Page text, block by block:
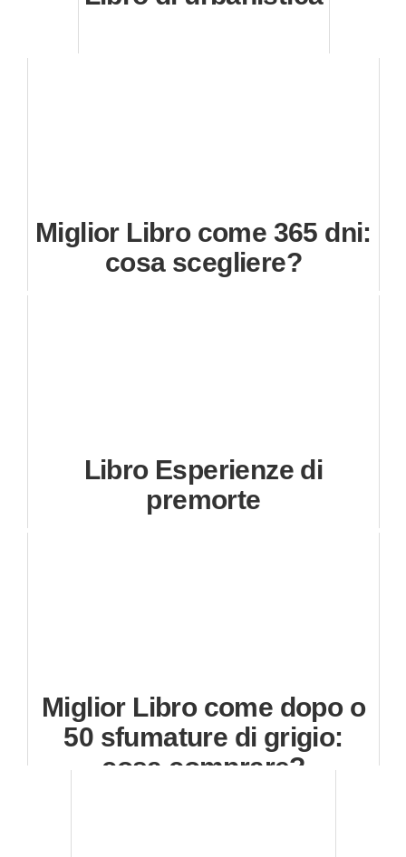
Miglior Libro come 365 dni:
cosa scegliere?
Libro Esperienze di
premorte
Miglior Libro come dopo o
50 sfumature di grigio:
cosa comprare?